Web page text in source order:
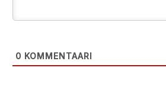
0 KOMMENTAARI